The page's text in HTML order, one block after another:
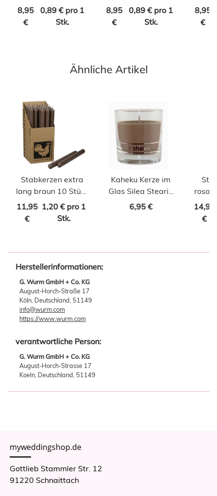
8,95
€
0,89 € pro 1
Stk.
8,95
€
0,89 € pro 1
Stk.
8,95
€
Ähnliche Artikel
Stabkerzen extra
lang braun 10 Stück
Länge 25cm
11,95
€
1,20 € pro 1
Stk.
Kaheku Kerze im
Glas Silea Stearin
sand
6,95 €
rosa
14,95
€
Herstellerinformationen:
G. Wurm GmbH + Co. KG
August-Horch-Straße 17
Köln, Deutschland, 51149
info@wurm.com
https://www.wurm.com
verantwortliche Person:
G. Wurm GmbH + Co. KG
August-Horch-Strasse 17
Koeln, Deutschland, 51149
myweddingshop.de
Gottlieb Stammler Str. 12
91220 Schnaittach